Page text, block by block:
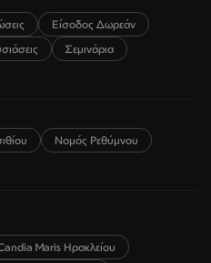
Είσοδος Δωρεάν
Σεμινάρια
Νομός Ρεθύμνου
Maris Ηρακλείου